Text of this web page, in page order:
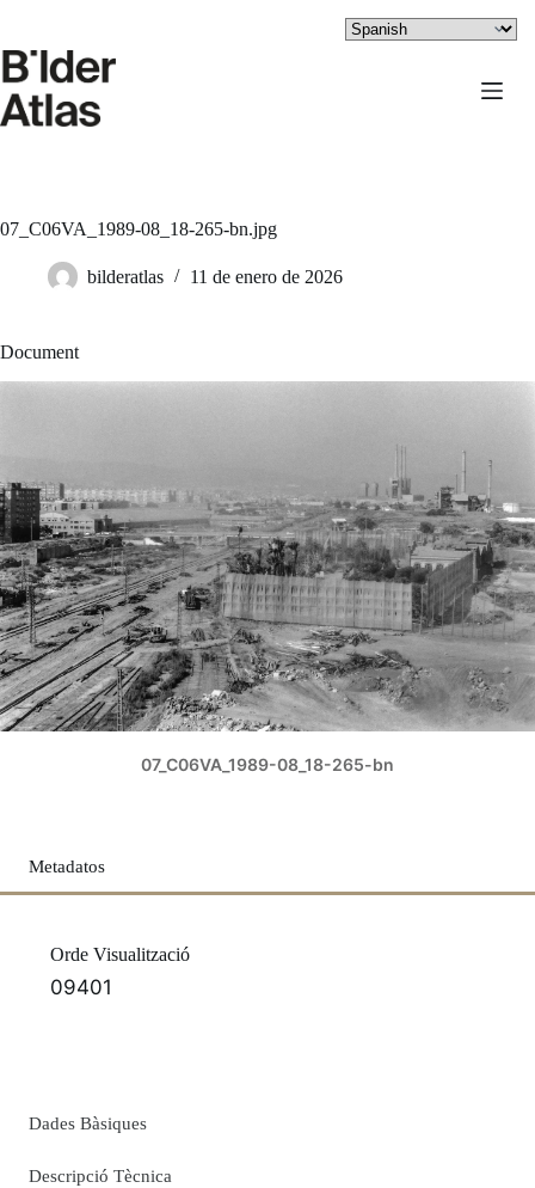
contenido
07_C06VA_1989-08_18-265-bn.jpg
bilderatlas 11 de enero de 2026
Document
07_C06VA_1989-08_18-265-bn
Metadatos
Orde Visualització
09401
Dades Bàsiques
Descripció Tècnica